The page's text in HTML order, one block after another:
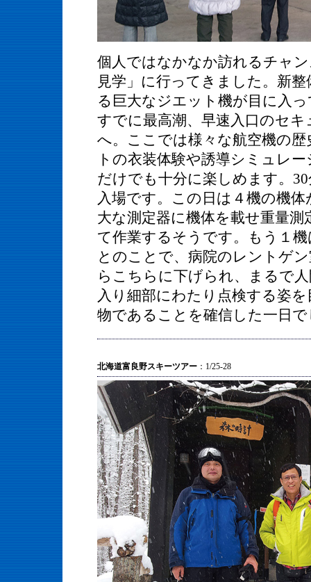
個人ではなかなか訪れるチャ
見学」に行ってきました。新
る巨大なジエット機が目に入
すでに最高潮、早速入口のセ
へ。ここでは様々な航空機の
トの衣装体験や誘導シミュレ
だけでも十分に楽しめます。
入場です。この日は４機の機
大な測定器に機体を載せ重量
て作業するそうです。もう１
とのことで、病院のレントゲ
らこちらに下げられ、まるで
入り細部にわたり点検する姿
物であることを確信した一日
北海道富良野スキーツアー ：1/25-28